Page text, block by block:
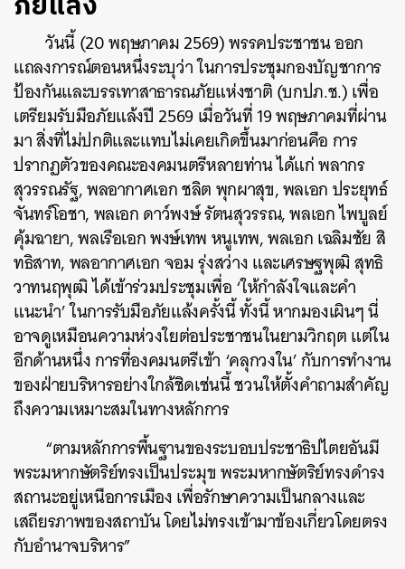
วันนี้ (20พฤษภาคม2569)พรรคประชาชน ออก
แถลงการณ์ตอนหนึ่งระบุว่า ในการประชุมกองบัญชาการ
ป้องกันและบรรเทาสาธารณภัยแห่งชาติ (บกปภ.ช.) เพื่อ
เตรียมรับมือภัยแล้งปี 2569เมื่อวันที่19พฤษภาคมที่ผ่าน
มา สิ่งที่ไม่ปกติและแทบไม่เคยเกิดขึ้นมาก่อนคือ การ
ปรากฏตัวของคณะองคมนตรีหลายท่าน ได้แก่ พลากร
สุวรรณรัฐ,พลอากาศเอก ชลิต พุกผาสุข,พลเอก ประยุทธ์
จันทร์โอชา,พลเอก ดาว์พงษ์ รัตนสุวรรณ,พลเอก ไพบูลย์
คุ้มฉายา,พลเรือเอก พงษ์เทพ หนูเทพ,พลเอก เฉลิมชัย สิ
ทธิสาท,พลอากาศเอก จอม รุ่งสว่าง และเศรษฐพุฒิ สุทธิ
วาทนฤพุฒิ ได้เข้าร่วมประชุมเพื่อ‘ให้กำลังใจและคำ
แนะนำ’ในการรับมือภัยแล้งครั้งนี้ ทั้งนี้ หากมองเผินๆ นี่
อาจดูเหมือนความห่วงใยต่อประชาชนในยามวิกฤต แต่ใน
อีกด้านหนึ่ง การที่องคมนตรีเข้า ‘คลุกวงใน’กับการทำงาน
ของฝ่ายบริหารอย่างใกล้ชิดเช่นนี้ ชวนให้ตั้งคำถามสำคัญ
ถึงความเหมาะสมในทางหลักการ
“ตามหลักการพื้นฐานของระบอบประชาธิปไตยอันมี
พระมหากษัตริย์ทรงเป็นประมุข พระมหากษัตริย์ทรงดำรง
สถานะอยู่เหนือการเมือง เพื่อรักษาความเป็นกลางและ
เสถียรภาพของสถาบัน โดยไม่ทรงเข้ามาข้องเกี่ยวโดยตรง
กับอำนาจบริหาร”